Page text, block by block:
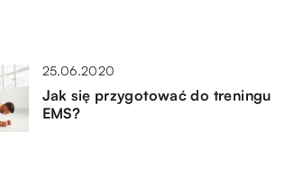
25.06.2020
Jak się przygotować do treningu
EMS?